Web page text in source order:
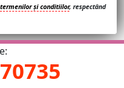
termenilor și conditiilor, respectând